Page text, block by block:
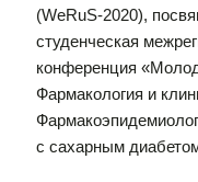
(WeRuS-2020),
студенческая
конференция
Фармакология и
с сахарным